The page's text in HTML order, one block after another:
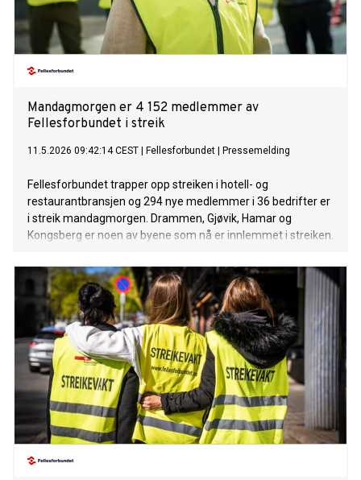
Mandagmorgen er 4 152 medlemmer av
Fellesforbundet i streik
11.5.2026 09:42:14 CEST Fellesforbundet Pressemelding
Fellesforbundet trapper opp streiken i hotell- og
restaurantbransjen og 294 nye medlemmer i 36 bedrifter er
i streik mandagmorgen. Drammen, Gjøvik, Hamar og
Kongsberg er noen av byene som nå er innlemmet i streiken.